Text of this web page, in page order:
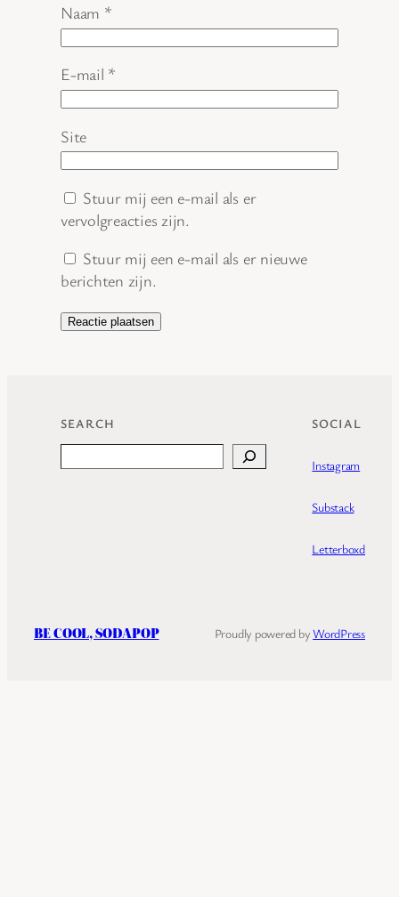
Naam *
E-mail *
Site
Stuur mij een e-mail als er
vervolgreacties zijn.
Stuur mij een e-mail als er nieuwe
berichten zijn.
SEARCH SOCIAL
Instagram
Substack
Letterboxd
BE COOL, SODAPOP Proudly powered byWordPress